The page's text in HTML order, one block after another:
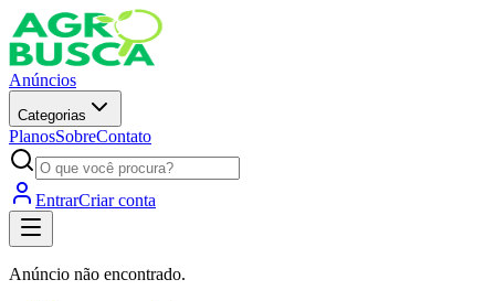
Anúncios
Categorias
PlanosSobreContato
EntrarCriar conta
Anúncio não encontrado.